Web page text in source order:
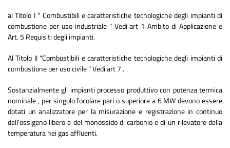
al Titolo I " Combustibili e caratteristiche tecnologiche degli impianti di
combustione per uso industriale " Vedi art 1 Ambito di Applicazione e
Art. 5 Requisiti degli impianti.
Al Titolo II "Combustibili e caratteristiche tecnologiche degli impianti di
combustione per uso civile " Vedi art 7 .
Sostanzialmente gli impianti processo produttivo con potenza termica
nominale , per singolo focolare pari o superiore a 6 MW devono essere
dotati un analizzatore per la misurazione e registrazione in continuo
dell'ossigeno libero e del monossido di carbonio e di un rilevatore della
temperatura nei gas affluenti.